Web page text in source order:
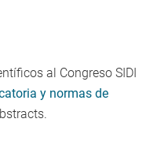
al Congreso SIDI
y normas de